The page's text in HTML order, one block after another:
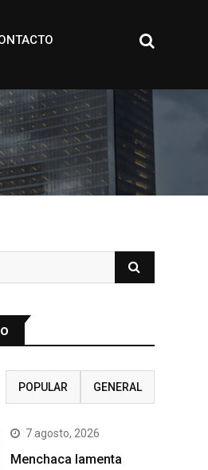
POPULAR GENERAL
7 agosto, 2026
Menchaca lamenta